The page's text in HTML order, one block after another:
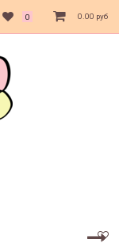
0 0.00 руб